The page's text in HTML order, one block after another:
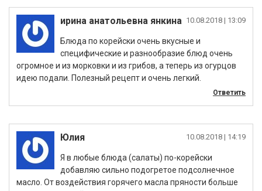
ирина анатольевна янкина |
Блюда по корейски очень вкусные и
специфические и разнообразие блюд очень
огромное и из морковки и из грибов, а теперь из огурцов
идею подали. Полезный рецепт и очень легкий.
Ответить
Юлия |
Я в любые блюда (салаты) по-корейски
добавляю сильно подогретое подсолнечное
масло. От воздействия горячего масла пряности больше